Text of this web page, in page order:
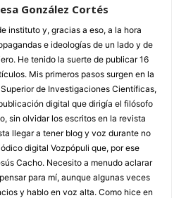
González Cortés
instituto y, gracias a eso, a la hora
e ideologías de un lado y de
He tenido la suerte de publicar 16
Mis primeros pasos surgen en la
de Investigaciones Científicas,
digital que dirigía el filósofo
sin olvidar los escritos en la revista
llegar a tener blog y voz durante no
digital Vozpópuli que, por ese
Cacho. Necesito a menudo aclarar
para mí, aunque algunas veces
y hablo en voz alta. Como hice en